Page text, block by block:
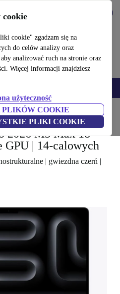
cookie" zgadzam się na
do celów analizy oraz
analizować ruch na stronie oraz
Więcej informacji znajdziesz
użyteczność
COOKIE
PLIKI COOKIE
Laptopy Apple MacBook
2026 M5 Max 18-
GPU | 14-calowych
| gwiezdna czerń |